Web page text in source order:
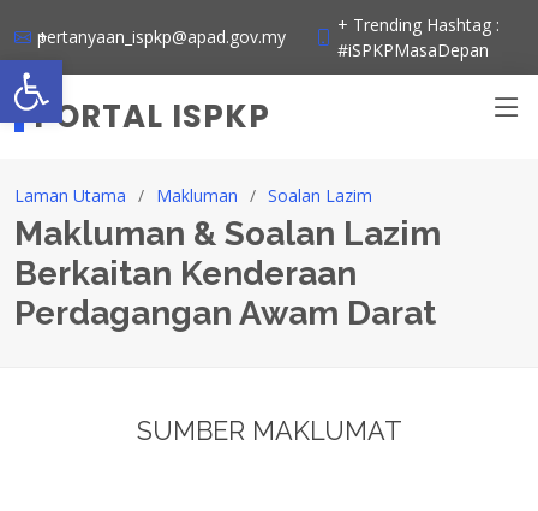
Open toolbar
to
content
+ pertanyaan_ispkp@apad.gov.my
+ Trending Hashtag :
#iSPKPMasaDepan
PORTAL ISPKP
Laman Utama Makluman Soalan Lazim
Makluman & Soalan Lazim
Berkaitan Kenderaan
Perdagangan Awam Darat
SUMBER MAKLUMAT